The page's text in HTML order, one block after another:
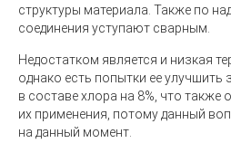
структуры материала. Также по
соединения уступают сварным.
Недостатком является и низкая
однако есть попытки ее улучшить
в составе хлора на 8%, что также
их применения, потому данный
на данный момент.